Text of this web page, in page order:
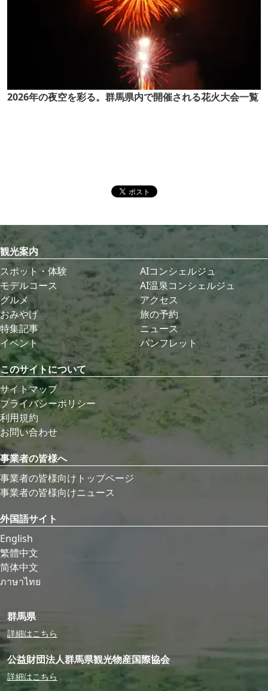
2026年の夜空を彩る。群馬県内で開催される花火大会一覧
観光案内
スポット・体験
モデルコース
グルメ
おみやげ
特集記事
イベント
AIコンシェルジュ
AI温泉コンシェルジュ
アクセス
旅の予約
ニュース
パンフレット
このサイトについて
サイトマップ
プライバシーポリシー
利用規約
お問い合わせ
事業者の皆様へ
事業者の皆様向けトップページ
事業者の皆様向けニュース
外国語サイト
English
繁體中文
简体中文
ภาษาไทย
群馬県
詳細はこちら
公益財団法人群馬県観光物産国際協会
詳細はこちら